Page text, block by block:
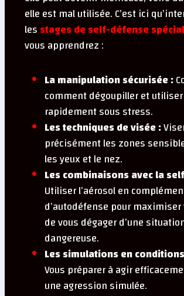
elle est mal utilisée. C’est ici
lesstages de self-défense
vous apprendrez :
La manipulation sécurisée :
comment dégoupiller et utiliser
rapidement sous stress.
Les techniques de visée :
précisément les zones
les yeux et le nez.
Les combinaisons avec la
Utiliser l’aérosol en
d’autodéfense pour
de vous dégager d’une
dangereuse.
Les simulations en
Vous préparer à agir
une agression simulée.